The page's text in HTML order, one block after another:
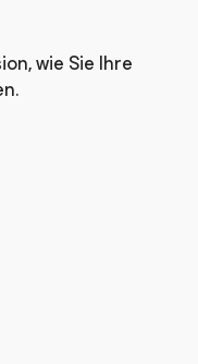
wie Sie Ihre